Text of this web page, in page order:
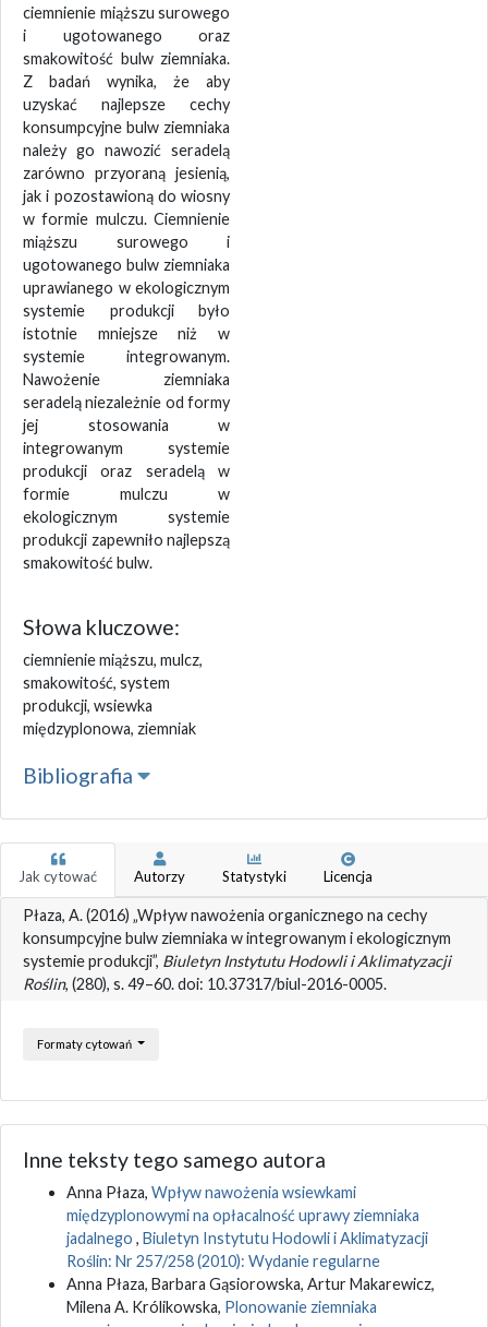
ciemnienie miąższu surowego
i ugotowanego oraz
smakowitość bulw ziemniaka.
Z badań wynika, że aby
uzyskać najlepsze cechy
konsumpcyjne bulw ziemniaka
należy go nawozić seradelą
zarówno przyoraną jesienią,
jak i pozostawioną do wiosny
w formie mulczu. Ciemnienie
miąższu surowego i
ugotowanego bulw ziemniaka
uprawianego w ekologicznym
systemie produkcji było
istotnie mniejsze niż w
systemie integrowanym.
Nawożenie ziemniaka
seradelą niezależnie od formy
jej stosowania w
integrowanym systemie
produkcji oraz seradelą w
formie mulczu w
ekologicznym systemie
produkcji zapewniło najlepszą
smakowitość bulw.
Słowa kluczowe:
ciemnienie miąższu, mulcz,
smakowitość, system
produkcji, wsiewka
międzyplonowa, ziemniak
Bibliografia
Jak cytować Autorzy Statystyki Licencja
Płaza, A. (2016) „Wpływ nawożenia organicznego na cechy
konsumpcyjne bulw ziemniaka w integrowanym i ekologicznym
systemie produkcji”, Biuletyn Instytutu Hodowli i Aklimatyzacji
Roślin, (280), s. 49–60. doi: 10.37317/biul-2016-0005.
Formaty cytowań
Inne teksty tego samego autora
Anna Płaza, Wpływ nawożenia wsiewkami
międzyplonowymi na opłacalność uprawy ziemniaka
jadalnego , Biuletyn Instytutu Hodowli i Aklimatyzacji
Roślin: Nr 257/258 (2010): Wydanie regularne
Anna Płaza, Barbara Gąsiorowska, Artur Makarewicz,
Milena A. Królikowska, Plonowanie ziemniaka